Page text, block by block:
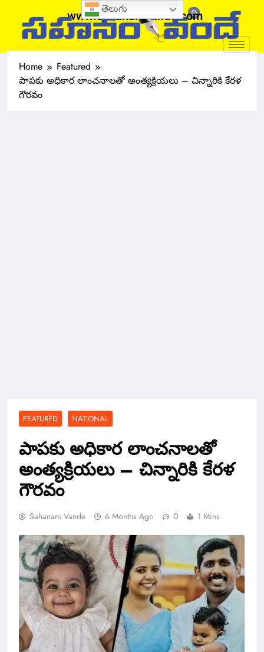
www.sahanamvande.com
Home
Featured
పాపకు అధికార లాంచనాలతో అంత్యక్రియలు – చిన్నారికి కేరళ
గౌరవం
FEATURED NATIONAL
పాపకు అధికార లాంచనాలతో
అంత్యక్రియలు – చిన్నారికి కేరళ
గౌరవం
Sahanam Vande 6 Months Ago 0 1 Mins
తెలుగు